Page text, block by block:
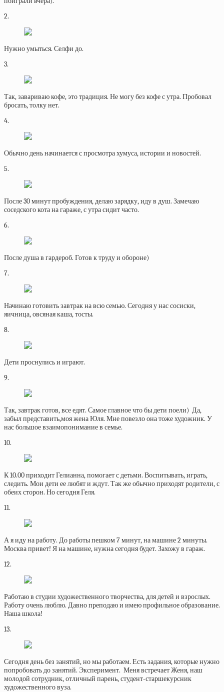
2.
Нужно умыться. Селфи до.
3.
Так, завариваю кофе, это традиция. Не могу без кофе с утра. Пробовал
бросать, толку нет.
4.
Обычно день начинается с просмотра хумуса, истории и новостей.
5.
После 30 минут пробуждения, делаю зарядку, иду в душ. Замечаю
соседского кота на гараже, с утра сидит часто.
6.
После душа в гардероб. Готов к труду и обороне)
7.
Начинаю готовить завтрак на всю семью. Сегодня у нас сосиски,
яичница, овсяная каша, тосты.
8.
Дети проснулись и играют.
9.
Так, завтрак готов, все едят. Самое главное что бы дети поели) Да,
забыл представить,моя жена Юля. Мне повезло она тоже художник. У
нас большое взаимопонимание в семье.
10.
К 10.00 приходит Гелианна, помогает с детьми. Воспитывать, играть,
следить. Мои дети ее любят и ждут. Так же обычно приходят родители, с
обеих сторон. Но сегодня Геля.
11.
А я иду на работу. До работы пешком 7 минут, на машине 2 минуты.
Москва привет! Я на машине, нужна сегодня будет. Захожу в гараж.
12.
Работаю в студии художественного творчества, для детей и взрослых.
Работу очень люблю. Давно преподаю и имею профильное образование.
Наша школа!
13.
Сегодня день без занятий, но мы работаем. Есть задания, которые нужно
попробовать до занятий. Эксперимент. Меня встречает Женя, наш
молодой сотрудник, отличный парень, студент-старшекурсник
художественного вуза.